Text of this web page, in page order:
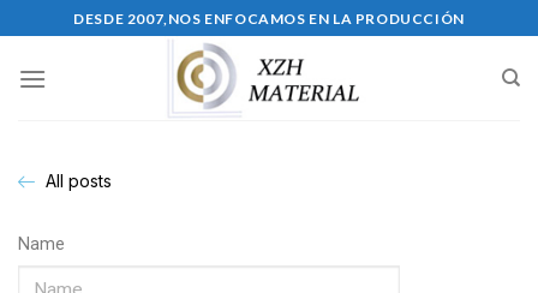
DESDE 2007,NOS ENFOCAMOS EN LA PRODUCCIÓN
All posts
Name